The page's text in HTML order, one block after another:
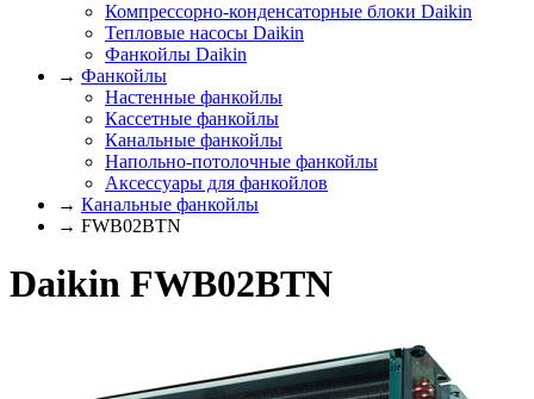
Компрессорно-конденсаторные блоки Daikin
Тепловые насосы Daikin
Фанкойлы Daikin
→ Фанкойлы
Настенные фанкойлы
Кассетные фанкойлы
Канальные фанкойлы
Напольно-потолочные фанкойлы
Аксессуары для фанкойлов
→ Канальные фанкойлы
→ FWB02BTN
Daikin FWB02BTN